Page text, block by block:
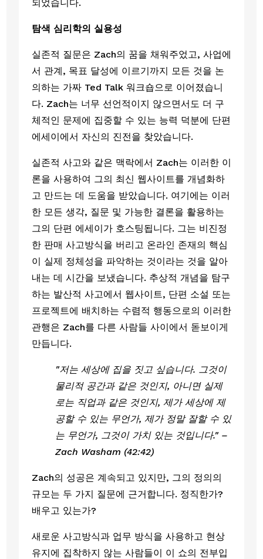
되었습니다.
탐색 심리학의 실용성
실존적 질문은 Zach의 꿈을 채워주었고, 사업에
서 관계, 목표 달성에 이르기까지 모든 것을 논
의하는 가짜 Ted Talk 워크숍으로 이어졌습니
다. Zach는 너무 선언적이지 않으면서도 더 구
체적인 문제에 집중할 수 있는 능력 덕분에 단편
에세이에서 자신의 진전을 찾았습니다.
실존적 사고와 같은 맥락에서 Zach는 이러한 이
론을 사용하여 그의 최신 웹사이트를 개념화하
고 만드는 데 도움을 받았습니다. 여기에는 이러
한 모든 생각, 질문 및 가능한 결론을 활용하는
그의 단편 에세이가 호스팅됩니다. 그는 비진정
한 판매 사고방식을 버리고 온라인 존재의 핵심
이 실제 정체성을 파악하는 것이라는 것을 알아
내는 데 시간을 보냈습니다. 추상적 개념을 탐구
하는 발산적 사고에서 웹사이트, 단편 소설 또는
프로젝트에 배치하는 수렴적 행동으로의 이러한
관행은 Zach를 다른 사람들 사이에서 돋보이게
만듭니다.
"저는 세상에 집을 짓고 싶습니다. 그것이
물리적 공간과 같은 것인지, 아니면 실제
로는 직업과 같은 것인지, 제가 세상에 제
공할 수 있는 무언가, 제가 정말 잘할 수 있
는 무언가, 그것이 가치 있는 것입니다." –
Zach Washam (42:42)
Zach의 성공은 계속되고 있지만, 그의 정의의
규모는 두 가지 질문에 근거합니다. 정직한가?
배우고 있는가?
새로운 사고방식과 업무 방식을 사용하고 현상
유지에 집착하지 않는 사람들이 이 쇼의 전부입